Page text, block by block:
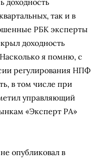
так и в
РБК эксперты
доходность
я помню, с
регулирования НПФ
в том числе при
управляющий
«Эксперт РА»
опубликовал в